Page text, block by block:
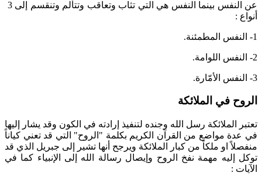
أنواع :
1- النفس المطمئنة.
2- النفس اللوامة.
3- النفس الأمّارة.
الروح في الملائكة
تعتبر الملائكة رسل الله وجنده لتنفيذ إرادته في الكون وقد يشار إليها
في عدة مواضع من القرآن الكريم بكلمة "الروح" التي قد تعني كياناً
منفصلاً او ملكاً من كبار الملائكة ويرجح أنها تشير إلى جبريل الذي قد
توكل إليه مهمة نفخ الروح وإيصال رسالة الله إلى الإنبياء كما في
الآيات :